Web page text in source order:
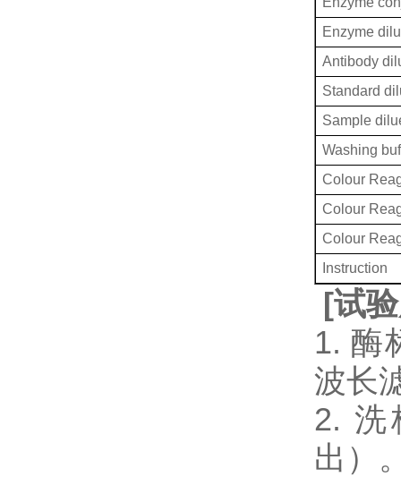
Enzyme
Antibody
Standard
Sample
Washing
Colour
Colour
Colour
Instruction
[试
1. 酶
波长
2. 洗
出）